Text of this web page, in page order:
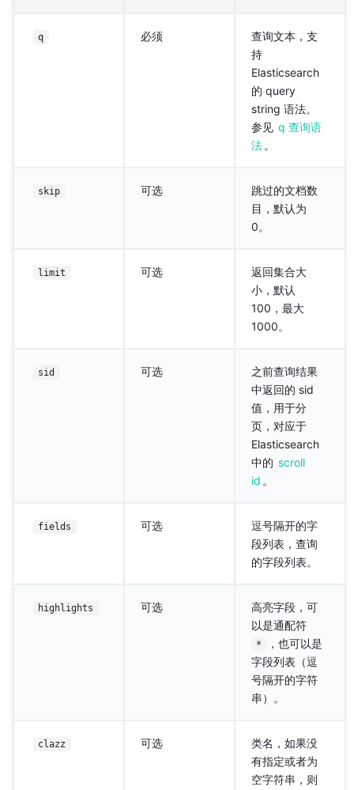
q 必须
查询文本，支
持
Elasticsearch
的 query
string 语法。
参见 q 查询语
法 。
skip 可选
跳过的文档数
目，默认为
0。
limit 可选
返回集合大
小，默认
100，最大
1000。
sid 可选
之前查询结果
中返回的 sid
值，用于分
页，对应于
Elasticsearch
中的 scroll
id 。
fields 可选
逗号隔开的字
段列表，查询
的字段列表。
highlights 可选
高亮字段，可
以是通配符
*
，也可以是
字段列表（逗
号隔开的字符
串）。
clazz 可选
类名，如果没
有指定或者为
空字符串，则